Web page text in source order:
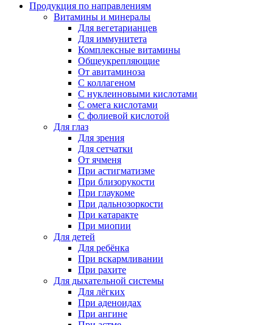
Продукция по направлениям
Витамины и минералы
Для вегетарианцев
Для иммунитета
Комплексные витамины
Общеукрепляющие
От авитаминоза
С коллагеном
С нуклеиновыми кислотами
С омега кислотами
С фолиевой кислотой
Для глаз
Для зрения
Для сетчатки
От ячменя
При астигматизме
При близорукости
При глаукоме
При дальнозоркости
При катаракте
При миопии
Для детей
Для ребёнка
При вскармливании
При рахите
Для дыхательной системы
Для лёгких
При аденоидах
При ангине